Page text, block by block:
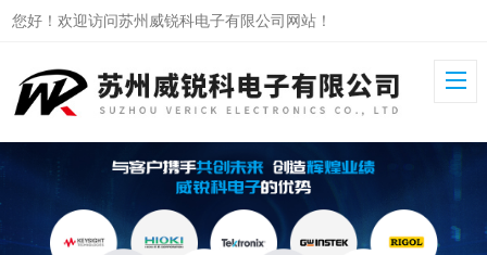
您好！欢迎访问苏州威锐科电子有限公司网站！